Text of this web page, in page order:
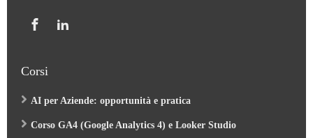
Corsi
AI per Aziende: opportunità e pratica
Corso GA4 (Google Analytics 4) e Looker Studio